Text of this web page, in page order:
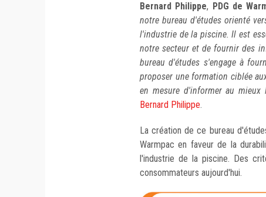
Bernard Philippe, PDG de
notre bureau d'études orienté
l'industrie de la piscine. Il est
notre secteur et de fournir des
bureau d'études s'engage à
proposer une formation ciblée
en mesure d'informer au mieux
Bernard Philippe.
La création de ce bureau
Warmpac en faveur de la
l'industrie de la piscine. Des
consommateurs aujourd'hui.